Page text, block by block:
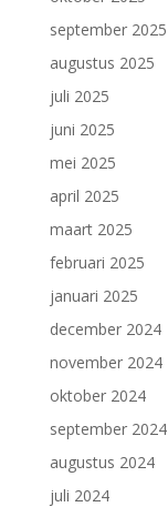
september 2025
augustus 2025
juli 2025
juni 2025
mei 2025
april 2025
maart 2025
februari 2025
januari 2025
december 2024
november 2024
oktober 2024
september 2024
augustus 2024
juli 2024